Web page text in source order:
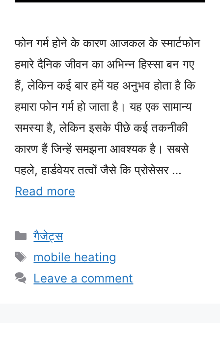
फोन गर्म होने के कारण आजकल के स्मार्टफोन
हमारे दैनिक जीवन का अभिन्न हिस्सा बन गए
हैं, लेकिन कई बार हमें यह अनुभव होता है कि
हमारा फोन गर्म हो जाता है। यह एक सामान्य
समस्या है, लेकिन इसके पीछे कई तकनीकी
कारण हैं जिन्हें समझना आवश्यक है। सबसे
पहले, हार्डवेयर तत्वों जैसे कि प्रोसेसर …
Read more
Categories
गैजेट्स
Tags
mobile heating
Leave a comment